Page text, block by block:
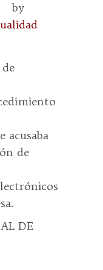
by
acusaba
de
DE